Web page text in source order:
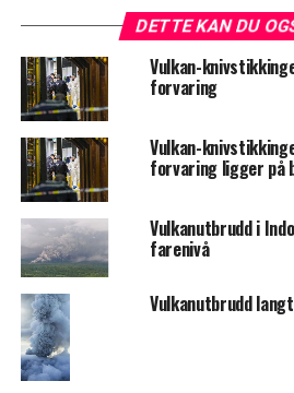
DETTE KAN DU
Vulkan-
forvaring
Vulkan-
forvaring ligger på
Vulkanutbrudd i
farenivå
Vulkanutbrudd